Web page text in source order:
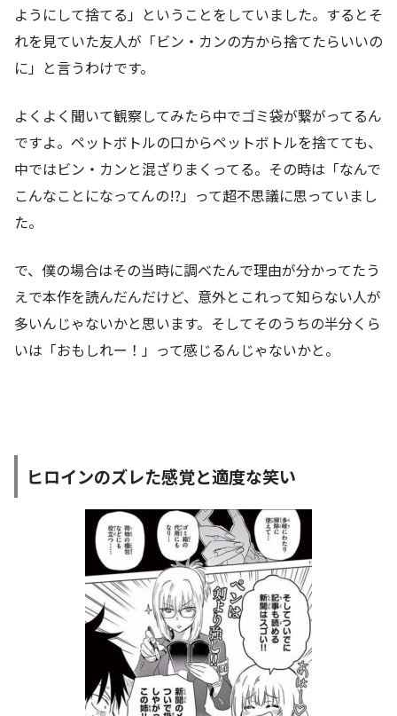
ようにして捨てる」ということをしていました。するとそ
れを見ていた友人が「ビン・カンの方から捨てたらいいの
に」と言うわけです。
よくよく聞いて観察してみたら中でゴミ袋が繋がってるん
ですよ。ペットボトルの口からペットボトルを捨てても、
中ではビン・カンと混ざりまくってる。その時は「なんで
こんなことになってんの!?」って超不思議に思っていまし
た。
で、僕の場合はその当時に調べたんで理由が分かってたう
えで本作を読んだんだけど、意外とこれって知らない人が
多いんじゃないかと思います。そしてそのうちの半分くら
いは「おもしれー！」って感じるんじゃないかと。
ヒロインのズレた感覚と適度な笑い